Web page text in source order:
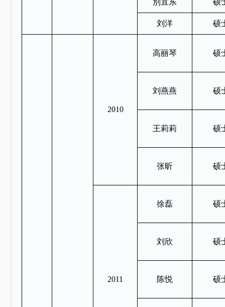
別宜东 硕
刘洋 硕
2010
高丽琴 硕
刘燕燕 硕
王莉莉 硕
张昕 硕
2011
徐磊 硕
刘欣 硕
陈悦 硕